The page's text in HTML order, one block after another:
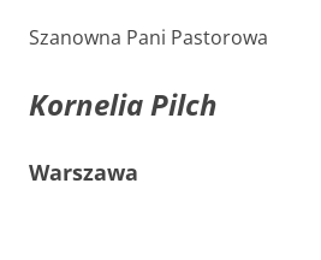
Szanowna Pani Pastorowa
Kornelia Pilch
Warszawa